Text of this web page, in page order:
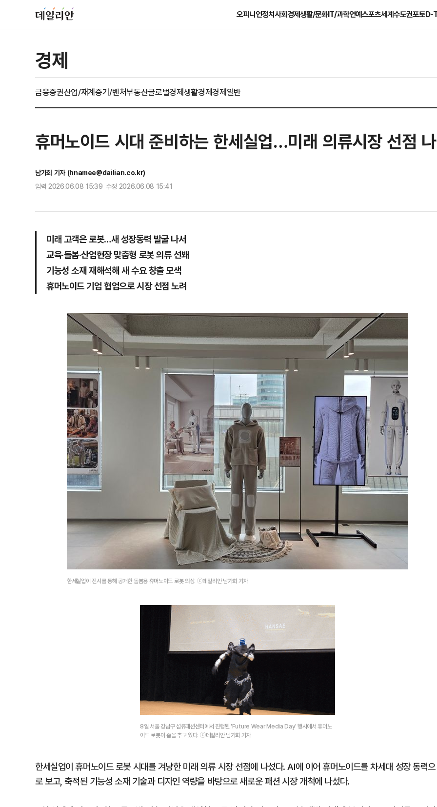
오피니언정치사회경제생활/문화IT/과학연예스포츠세계수도권포토D-
경제
금융증권산업/재계중기/벤처부동산글로벌경제생활경제경제일반
휴머노이드 시대 준비하는 한세실업…미래 의류시장 선점
남가희 기자 (hnamee@dailian.co.kr)
입력 2026.06.08 15:39 수정 2026.06.08 15:41
미래 고객은 로봇…새 성장동력 발굴 나서
교육·돌봄·산업현장 맞춤형 로봇 의류 선봬
기능성 소재 재해석해 새 수요 창출 모색
휴머노이드 기업 협업으로 시장 선점 노려
한세실업이 전시를 통해 공개한 돌봄용 휴머노이드 로봇 의상. ⓒ데일리안 남가희 기자
8일 서울 강남구 섬유패션센터에서 진행된 'Future Wear Media Day' 행사에서 휴머노
이드 로봇이 춤을 추고 있다. ⓒ데일리안 남가희 기자
한세실업이 휴머노이드 로봇 시대를 겨냥한 미래 의류 시장 선점에 나섰다. AI에 이어 휴머노이드를 차세대 성장 동력으
로 보고, 축적된 기능성 소재 기술과 디자인 역량을 바탕으로 새로운 패션 시장 개척에 나섰다.